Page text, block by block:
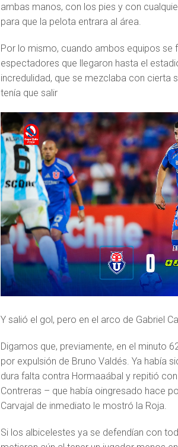
ambas manos, con los pies y con
para que la pelota entrara al área.
Por lo mismo, cuando ambos equipos se
espectadores que llegaron hasta el
incredulidad, que se mezclaba con cierta
tenía que salir
Y salió el gol, pero en el arco de Gabriel
Digamos que, previamente, en el minuto
por expulsión de Bruno Valdés. Ya había
dura falta contra Hormaaábal y repitió
Contreras – que había oingresado hace
Carvajal de inmediato le mostró la Roja.
Si los albicelestes ya se defendían con